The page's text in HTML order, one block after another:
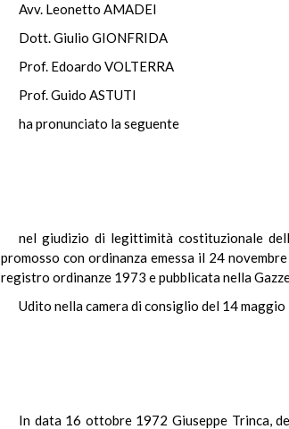
Avv. Leonetto AMADEI
Dott. Giulio GIONFRIDA
Prof. Edoardo VOLTERRA
Prof. Guido ASTUTI
ha pronunciato la seguente
nel giudizio di legittimità costituzionale
promosso con ordinanza emessa il 24
registro ordinanze 1973 e pubblicata nella
Udito nella camera di consiglio del 14
In data 16 ottobre 1972 Giuseppe Trinca,